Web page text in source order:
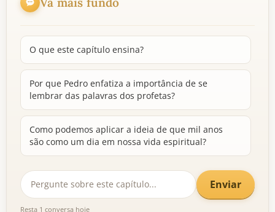
O que este capítulo ensina?
Por que Pedro enfatiza a importância de se
lembrar das palavras dos profetas?
Como podemos aplicar a ideia de que mil anos
são como um dia em nossa vida espiritual?
Enviar
Resta 1 conversa hoje